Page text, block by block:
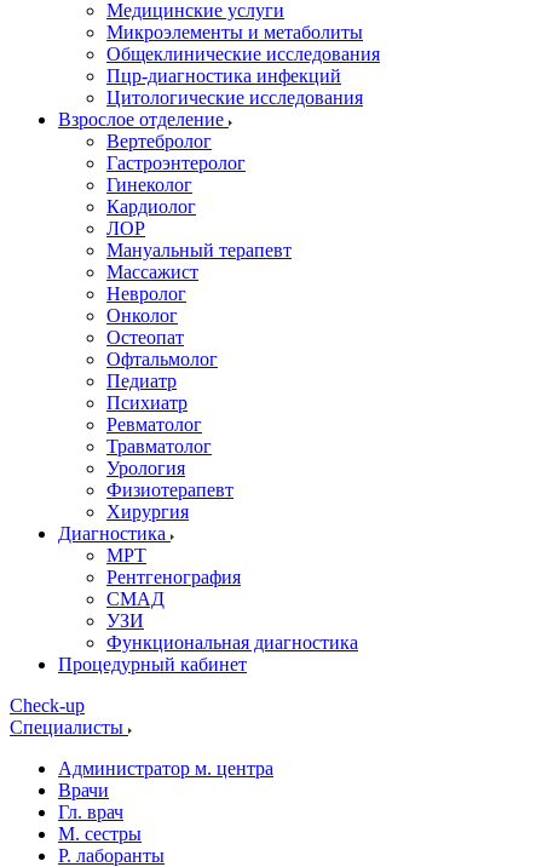
Медицинские услуги
Микроэлементы и метаболиты
Общеклинические исследования
Пцр-диагностика инфекций
Цитологические исследования
Взрослое отделение
Вертебролог
Гастроэнтеролог
Гинеколог
Кардиолог
ЛОР
Мануальный терапевт
Массажист
Невролог
Онколог
Остеопат
Офтальмолог
Педиатр
Психиатр
Ревматолог
Травматолог
Урология
Физиотерапевт
Хирургия
Диагностика
МРТ
Рентгенография
СМАД
УЗИ
Функциональная диагностика
Процедурный кабинет
Cheсk-up
Специалисты
Администратор м. центра
Врачи
Гл. врач
М. сестры
Р. лаборанты